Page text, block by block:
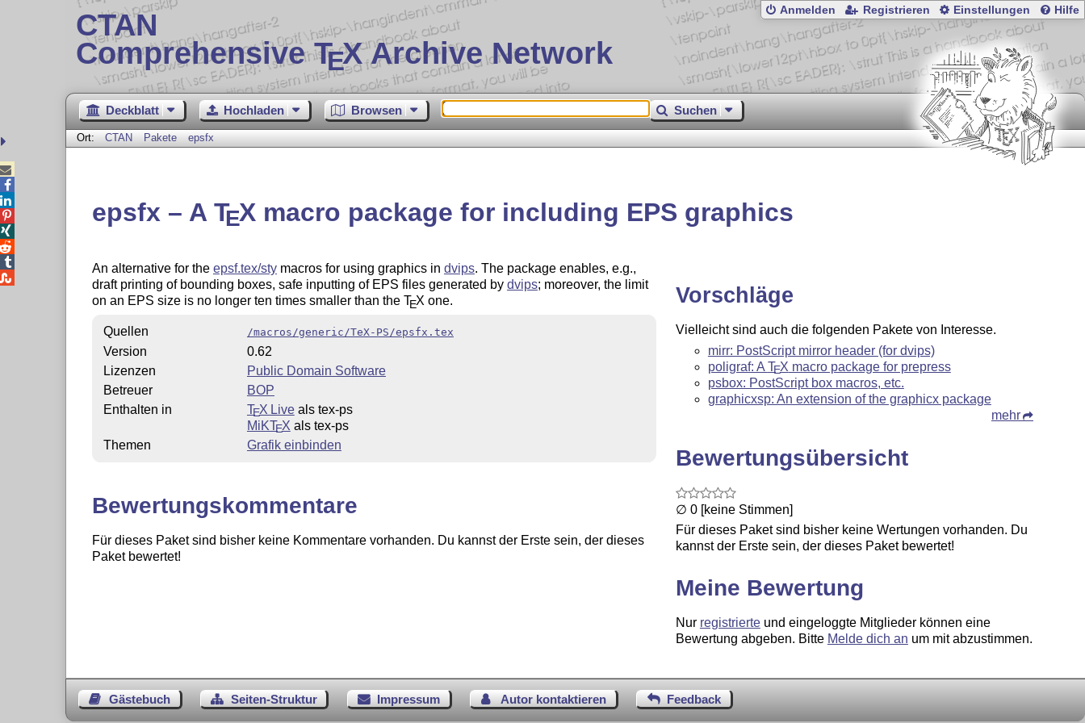
CTAN
Comprehensive TEX Archive Network
Anmelden Registrieren Einstellungen Hilfe
Deckblatt Hochladen Browsen Suchen
Ort: CTAN Pakete epsfx
epsfx – A TEXmacro package for including EPS graphics
An alternative for the epsf.tex/stymacros for using graphics in dvips. The package enables, e.g.,
draft printing of bounding boxes, safe inputting of EPS files generated by dvips; moreover, the limit
on an EPS size is no longer ten times smaller than the TEX one.
Quellen /macros/generic/TeX-PS/epsfx.tex
Version
0.62
Lizenzen
Public Domain Software
Betreuer
BOP
Enthalten in
TEX Liveals tex-ps
MiKTEX als tex-ps
Themen
Grafik einbinden
Bewertungskommentare
Für dieses Paket sind bisher keine Kommentare vorhanden. Du kannst der Erste sein, der dieses
Paket bewertet!
Vorschläge
Vielleicht sind auch die folgenden Pakete von Interesse.
mirr: PostScript mirror header (for dvips)
poligraf: A TEX macro package for prepress
psbox: PostScript box macros, etc.
graphicxsp: An extension of the graphicx package
mehr
Bewertungsübersicht
∅ 0 [keine Stimmen]
Für dieses Paket sind bisher keine Wertungen vorhanden. Du
kannst der Erste sein, der dieses Paket bewertet!
Meine Bewertung
Nur registrierteund eingeloggte Mitglieder können eine
Bewertung abgeben. Bitte Melde dich an um mit abzustimmen.
Gästebuch Seiten-Struktur Impressum Autor kontaktieren Feedback




